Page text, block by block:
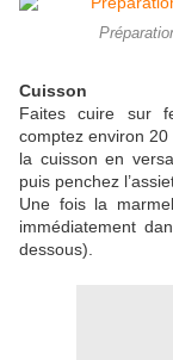
Cuisson
Faites cuire sur
comptez environ 20
la cuisson en
puis penchez
Une fois la
immédiatement
dessous).